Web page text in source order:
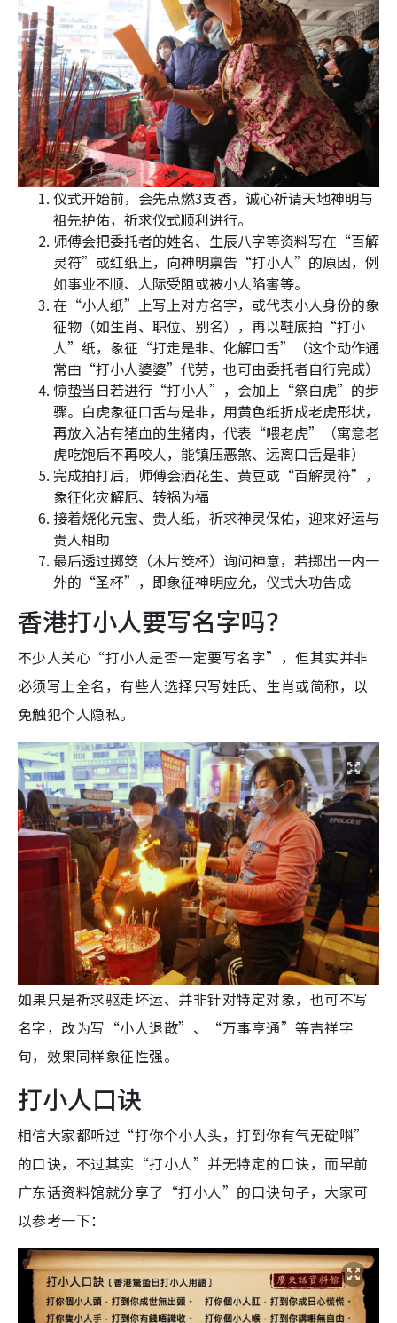
仪式开始前，会先点燃3支香，诚心祈请天地神明与
祖先护佑，祈求仪式顺利进行。
师傅会把委托者的姓名、生辰八字等资料写在“百解
灵符”或红纸上，向神明禀告“打小人”的原因，例
如事业不顺、人际受阻或被小人陷害等。
在“小人纸”上写上对方名字，或代表小人身份的象
征物（如生肖、职位、别名），再以鞋底拍“打小
人”纸，象征“打走是非、化解口舌”（这个动作通
常由“打小人婆婆”代劳，也可由委托者自行完成）
惊蛰当日若进行“打小人”，会加上“祭白虎”的步
骤。白虎象征口舌与是非，用黄色纸折成老虎形状，
再放入沾有猪血的生猪肉，代表“喂老虎”（寓意老
虎吃饱后不再咬人，能镇压恶煞、远离口舌是非）
完成拍打后，师傅会洒花生、黄豆或“百解灵符”，
象征化灾解厄、转祸为福
接着烧化元宝、贵人纸，祈求神灵保佑，迎来好运与
贵人相助
最后透过掷筊（木片筊杯）询问神意，若掷出一内一
外的“圣杯”，即象征神明应允，仪式大功告成
香港打小人要写名字吗？
不少人关心“打小人是否一定要写名字”，但其实并非
必须写上全名，有些人选择只写姓氏、生肖或简称，以
免触犯个人隐私。
如果只是祈求驱走坏运、并非针对特定对象，也可不写
名字，改为写“小人退散”、“万事亨通”等吉祥字
句，效果同样象征性强。
打小人口诀
相信大家都听过“打你个小人头，打到你有气无碇唞”
的口诀，不过其实“打小人”并无特定的口诀，而早前
广东话资料馆就分享了“打小人”的口诀句子，大家可
以参考一下：